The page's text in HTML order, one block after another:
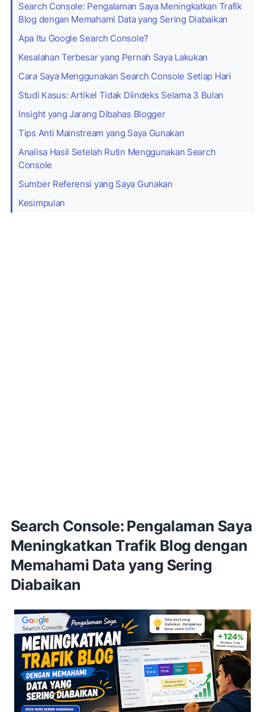
Search Console: Pengalaman Saya Meningkatkan Trafik
Blog dengan Memahami Data yang Sering Diabaikan
Apa Itu Google Search Console?
Kesalahan Terbesar yang Pernah Saya Lakukan
Cara Saya Menggunakan Search Console Setiap Hari
Studi Kasus: Artikel Tidak Diindeks Selama 3 Bulan
Insight yang Jarang Dibahas Blogger
Tips Anti Mainstream yang Saya Gunakan
Analisa Hasil Setelah Rutin Menggunakan Search
Console
Sumber Referensi yang Saya Gunakan
Kesimpulan
Search Console: Pengalaman Saya
Meningkatkan Trafik Blog dengan
Memahami Data yang Sering
Diabaikan